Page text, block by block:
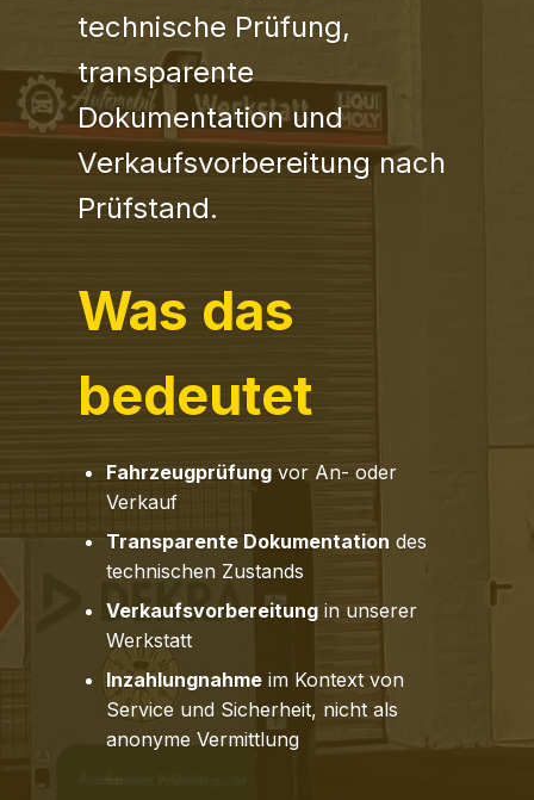
technische Prüfung,
transparente
Dokumentation und
Verkaufsvorbereitung nach
Prüfstand.
Was das
bedeutet
Fahrzeugprüfungvor An- oder
Verkauf
Transparente Dokumentation des
technischen Zustands
Verkaufsvorbereitungin unserer
Werkstatt
Inzahlungnahmeim Kontext von
Service und Sicherheit, nicht als
anonyme Vermittlung